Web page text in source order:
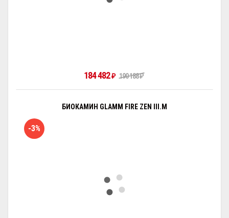
184 482₽ 190 188₽
БИОКАМИН GLAMM FIRE ZEN III.M
-3%